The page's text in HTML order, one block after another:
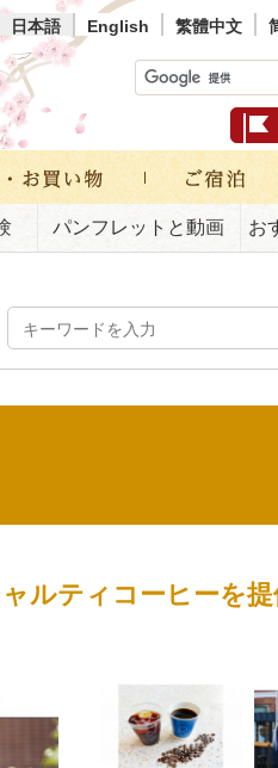
日本語 English 繁體中文
パンフレットと動画 お
ルティコーヒーを